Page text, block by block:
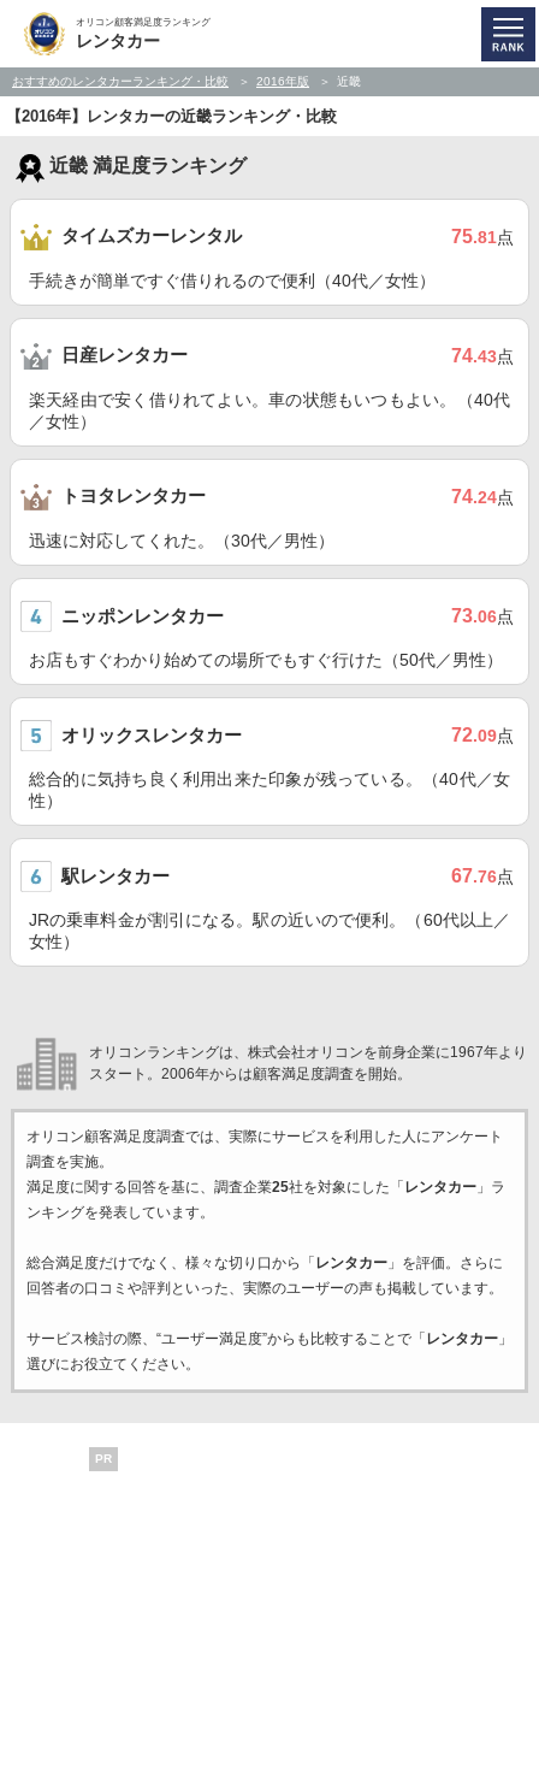
オリコン顧客満足度ランキング
レンタカー
おすすめのレンタカーランキング・比較 2016年版 近畿
【2016年】レンタカーの近畿ランキング・比較
近畿 満足度ランキング
タイムズカーレンタル 75.81点
手続きが簡単ですぐ借りれるので便利（40代／女性）
日産レンタカー 74.43点
楽天経由で安く借りれてよい。車の状態もいつもよい。（40代
／女性）
トヨタレンタカー 74.24点
迅速に対応してくれた。（30代／男性）
ニッポンレンタカー 73.06点
お店もすぐわかり始めての場所でもすぐ行けた（50代／男性）
オリックスレンタカー 72.09点
総合的に気持ち良く利用出来た印象が残っている。（40代／女
性）
駅レンタカー 67.76点
JRの乗車料金が割引になる。駅の近いので便利。（60代以上／
女性）
オリコンランキングは、株式会社オリコンを前身企業に1967年より
スタート。2006年からは顧客満足度調査を開始。
オリコン顧客満足度調査では、実際にサービスを利用した 人にアンケート
調査を実施。
満足度に関する回答を基に、調査企業25社を対象にした「 レンタカー」ラ
ンキングを発表しています。
総合満足度だけでなく、様々な切り口から「 レンタカー」を評価。さらに
回答者の口コミや評判といった、実際のユーザーの声も掲載しています。
サービス検討の際、“ユーザー満足度”からも比較することで「 レンタカー」
選びにお役立てください。
PR